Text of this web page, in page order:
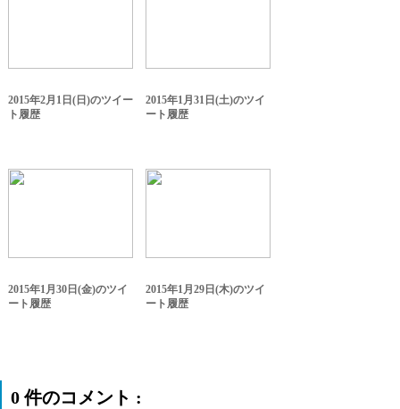
2015年2月1日(日)のツイー
ト履歴
2015年1月31日(土)のツイ
ート履歴
2015年1月30日(金)のツイ
ート履歴
2015年1月29日(木)のツイ
ート履歴
0 件のコメント :